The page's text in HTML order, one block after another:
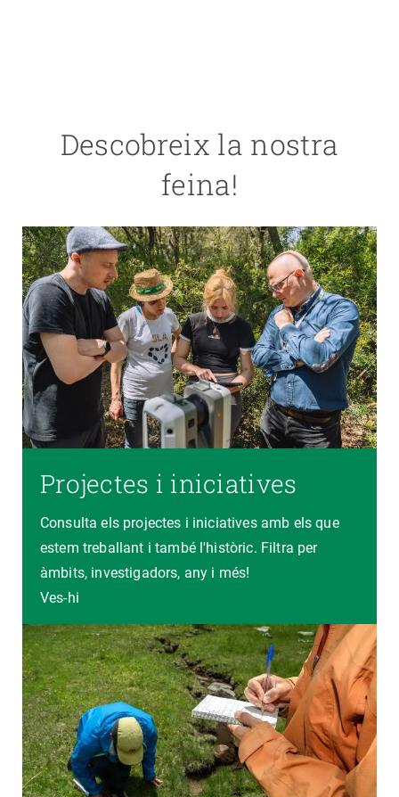
Descobreix la nostra
feina!
Projectes i iniciatives
Consulta els projectes i iniciatives amb els que
estem treballant i també l'històric. Filtra per
àmbits, investigadors, any i més!
Ves-hi